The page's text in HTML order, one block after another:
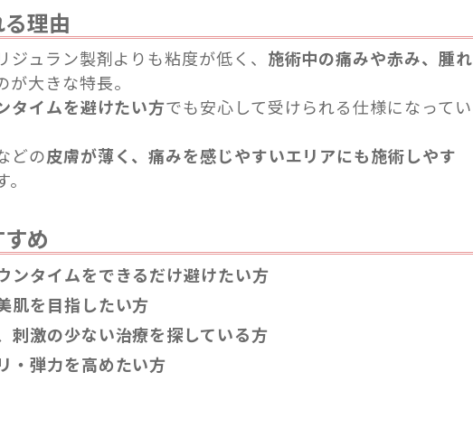
理由
ジュラン製剤よりも粘度が低く、 施術中の痛みや赤み、腫れ
が大きな特長。
タイムを避けたい方でも安心して受けられる仕様になってい
どの皮膚が薄く、痛みを感じやすいエリアにも施術しやす
め
ンタイムをできるだけ避けたい方
肌を目指したい方
刺激の少ない治療を探している方
・弾力を高めたい方